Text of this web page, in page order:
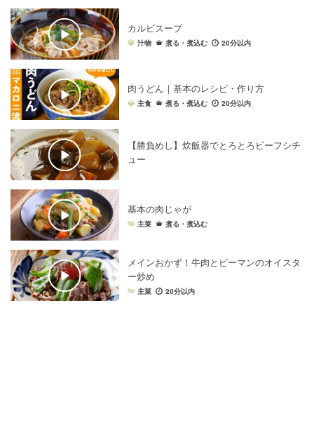
野菜×ゼリー 牛肉
牛肉×スープ・汁物・シチュー
牛肉×レトルト・インスタント食品・缶詰
牛肉×スパイス・香辛料
牛肉×ワンパン・フライパンレシピ 牛肉 × カレー粉
牛肉×ワイン
カルビスープ
汁物 煮る・煮込む 20分以内
肉うどん｜基本のレシピ・作り方
主食 煮る・煮込む 20分以内
【勝負めし】炊飯器でとろとろビーフシチ
ュー
基本の肉じゃが
主菜 煮る・煮込む
メインおかず！牛肉とピーマンのオイスタ
ー炒め
主菜 20分以内